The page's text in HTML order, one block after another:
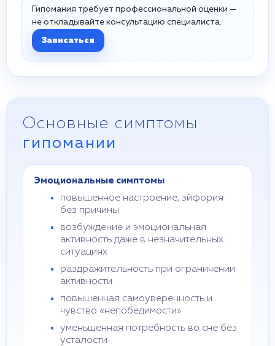
Гипомания требует профессиональной оценки —
не откладывайте консультацию специалиста.
Записаться
Основные симптомы
гипомании
Эмоциональные симптомы
повышенное настроение, эйфория
без причины
возбуждение и эмоциональная
активность даже в незначительных
ситуациях
раздражительность при ограничении
активности
повышенная самоуверенность и
чувство «непобедимости»
уменьшенная потребность во сне без
усталости